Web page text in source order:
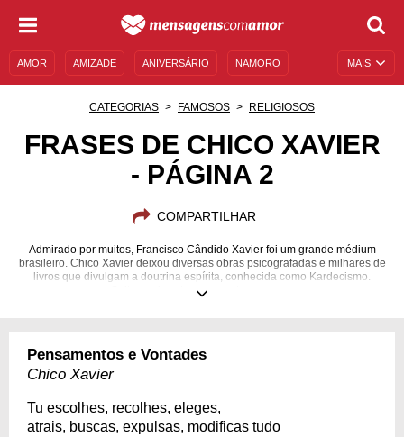
MAIS
AMOR AMIZADE ANIVERSÁRIO NAMORO
MENSAGENS DE ANIVERSÁRIO
CATEGORIAS FAMOSOS RELIGIOSOS
FRASES DE CHICO XAVIER
- PÁGINA 2
COMPARTILHAR
Admirado por muitos, Francisco Cândido Xavier foi um grande médium
brasileiro. Chico Xavier deixou diversas obras psicografadas e milhares de
livros que divulgam a doutrina espírita, conhecida como Kardecismo.
Saiba mais sobre o que ele pensava.
Pensamentos e Vontades
Chico Xavier
Tu escolhes, recolhes, eleges,
atrais, buscas, expulsas, modificas tudo